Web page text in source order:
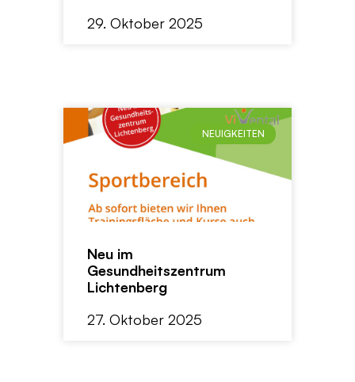
29. Oktober 2025
NEUIGKEITEN
Neu im
Gesundheitszentrum
Lichtenberg
27. Oktober 2025